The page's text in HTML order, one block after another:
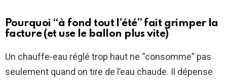
Pourquoi “à fond tout l’été” fait grimper la
facture (et use le ballon plus vite)
Un chauffe-eau réglé trop haut ne “consomme” pas
seulement quand on tire de l’eau chaude. Il dépense